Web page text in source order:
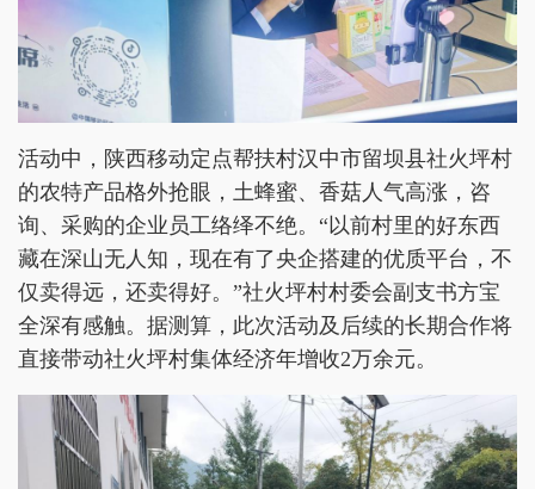
活动中，陕西移动定点帮扶村汉中市留坝县社火坪村
的农特产品格外抢眼，土蜂蜜、香菇人气高涨，咨
询、采购的企业员工络绎不绝。“以前村里的好东西
藏在深山无人知，现在有了央企搭建的优质平台，不
仅卖得远，还卖得好。”社火坪村村委会副支书方宝
全深有感触。据测算，此次活动及后续的长期合作将
直接带动社火坪村集体经济年增收2万余元。